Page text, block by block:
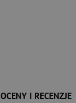
OCENY I RECENZJE